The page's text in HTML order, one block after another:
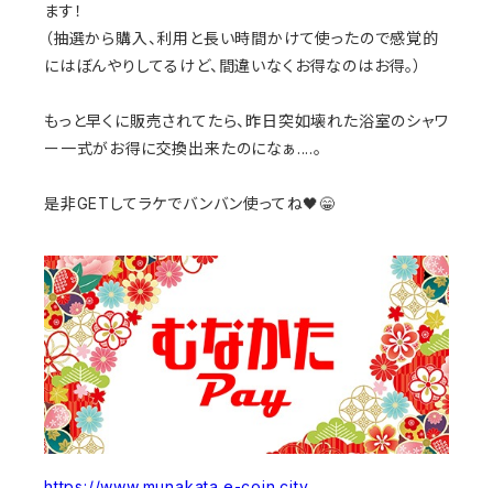
ます！
（抽選から購入、利用と長い時間かけて使ったので感覚的
にはぼんやりしてるけど、間違いなくお得なのはお得。）
もっと早くに販売されてたら、昨日突如壊れた浴室のシャワ
ー一式がお得に交換出来たのになぁ....。
是非GETしてラケでバンバン使ってね🖤😁